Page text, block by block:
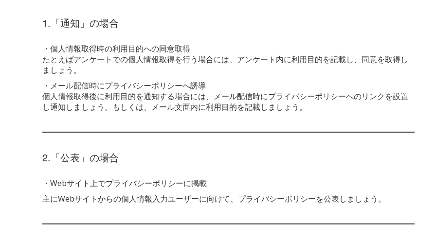
1.「通知」の場合
・個人情報取得時の利用目的への同意取得
たとえばアンケートでの個人情報取得を行う場合には、 アンケート内に利用目的を記載し、同意を取得し
ましょう。
・メール配信時にプライバシーポリシーへ誘導
個人情報取得後に利用目的を通知する場合には、 メール配信時にプライバシーポリシーへのリンクを設置
し通知しましょう。
もしくは、メール文面内に利用目的を記載しましょう。
2.「公表」の場合
・Webサイト上でプライバシーポリシーに掲載
主にWebサイトからの個人情報入力ユーザーに向けて、 プライバシーポリシーを公表しましょう。